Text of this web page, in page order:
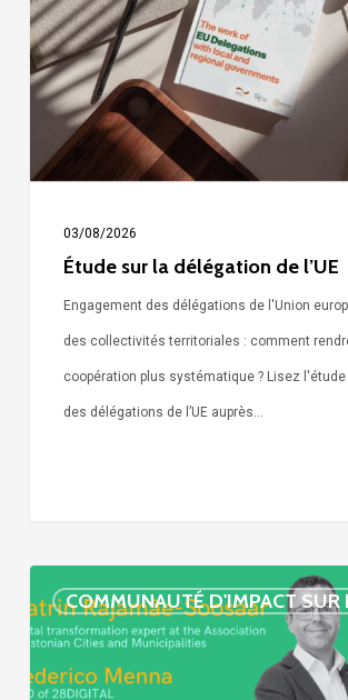
délégation
de
l’UE
03/08/2026
Étude sur la délégation de l’UE
Engagement des délégations de l'Union
des collectivités territoriales : comment
coopération plus systématique ? Lisez l'étude
des délégations de l’UE auprès…
COMMUNAUTÉ D'IMPACT SUR
Simone »
épisode
: